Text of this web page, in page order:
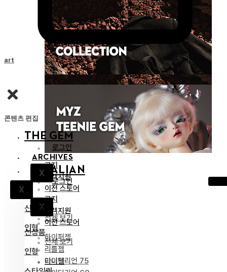
ARCHIVES
X
IDEALIAN
로그인
X
공지
고객지원
이전 스토어
신상품
전체 보기
인형
아이딜리언 75
콘텐츠 편집
THE GEM
로그인
X
공지
고객지원
이전 스토어
신상품
전체 보기
인형
하이퍼젬
리틀젬
티니젬